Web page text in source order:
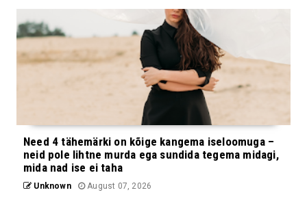
Need 4 tähemärki on kõige kangema iseloomuga –
neid pole lihtne murda ega sundida tegema midagi,
mida nad ise ei taha
Unknown August 07, 2026